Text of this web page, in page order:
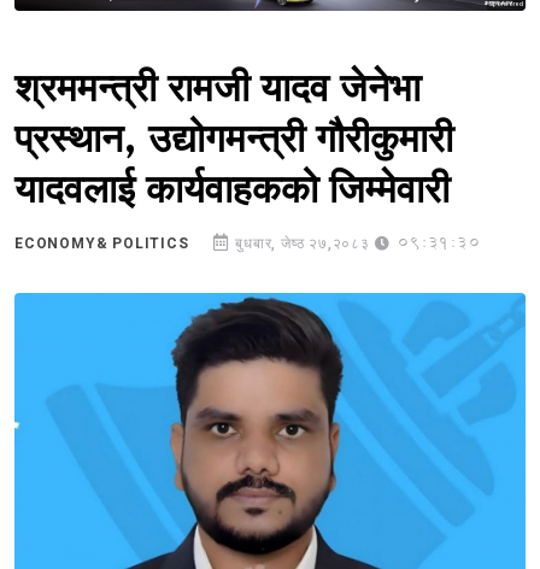
Sponsored
श्रममन्त्री रामजी यादव जेनेभा
प्रस्थान, उद्योगमन्त्री गौरीकुमारी
यादवलाई कार्यवाहकको जिम्मेवारी
ECONOMY& POLITICS बुधबार, जेष्ठ २७,२०८३ 09:31:30